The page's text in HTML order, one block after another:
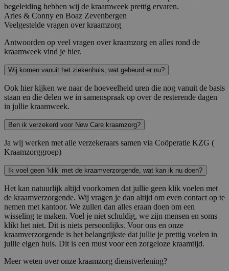
begeleiding hebben wij de kraamweek prettig ervaren.
Aries & Conny en Boaz Zevenbergen
Veelgestelde vragen over kraamzorg
Antwoorden op veel vragen over kraamzorg en alles rond de
kraamweek vind je hier.
Wij komen vanuit het ziekenhuis, wat gebeurd er nu?
Ook hier kijken we naar de hoeveelheid uren die nog vanuit de basis
staan en die delen we in samenspraak op over de resterende dagen
in jullie kraamweek.
Ben ik verzekerd voor New Care kraamzorg?
Ja wij werken met alle verzekeraars samen via Coöperatie KZG (
Kraamzorggroep)
Ik voel geen ‘klik’ met de kraamverzorgende, wat kan ik nu doen?
Het kan natuurlijk altijd voorkomen dat jullie geen klik voelen met
de kraamverzorgende. Wij vragen je dan altijd om even contact op te
nemen met kantoor. We zullen dan alles eraan doen om een
wisseling te maken. Voel je niet schuldig, we zijn mensen en soms
klikt het niet. Dit is niets persoonlijks. Voor ons en onze
kraamverzorgende is het belangrijkste dat jullie je prettig voelen in
jullie eigen huis. Dit is een must voor een zorgeloze kraamtijd.
Meer weten over onze kraamzorg dienstverlening?